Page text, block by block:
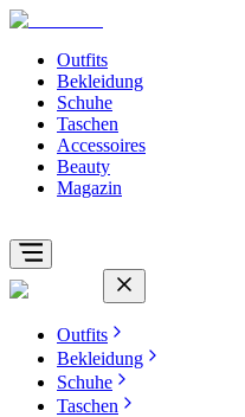
Outfits
Bekleidung
Schuhe
Taschen
Accessoires
Beauty
Magazin
Outfits
Bekleidung
Schuhe
Taschen